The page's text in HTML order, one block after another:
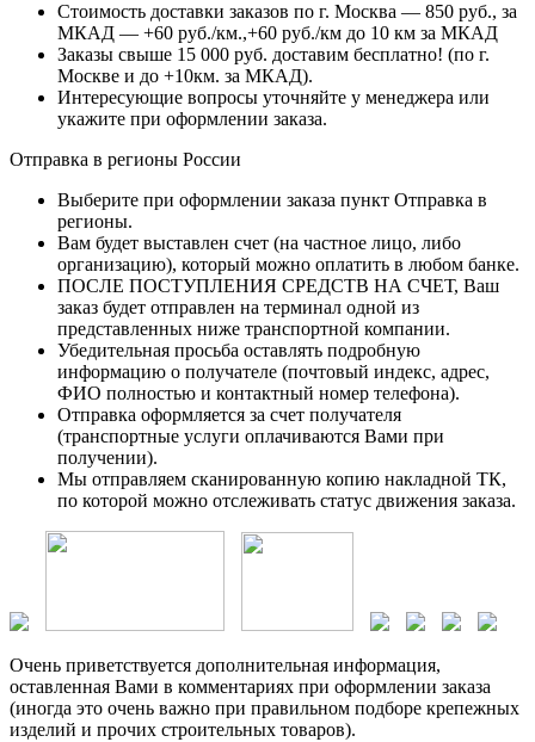
Стоимость доставки заказов по г. Москва — 850 руб., за
МКАД — +60 руб./км.,+60 руб./км до 10 км за МКАД
Заказы свыше 15 000 руб. доставим бесплатно! (по г.
Москве и до +10км. за МКАД).
Интересующие вопросы уточняйте у менеджера или
укажите при оформлении заказа.
Отправка в регионы России
Выберите при оформлении заказа пункт Отправка в
регионы.
Вам будет выставлен счет (на частное лицо, либо
организацию), который можно оплатить в любом банке.
ПОСЛЕ ПОСТУПЛЕНИЯ СРЕДСТВ НА СЧЕТ, Ваш
заказ будет отправлен на терминал одной из
представленных ниже транспортной компании.
Убедительная просьба оставлять подробную
информацию о получателе (почтовый индекс, адрес,
ФИО полностью и контактный номер телефона).
Отправка оформляется за счет получателя
(транспортные услуги оплачиваются Вами при
получении).
Мы отправляем сканированную копию накладной ТК,
по которой можно отслеживать статус движения заказа.
Очень приветствуется дополнительная информация,
оставленная Вами в комментариях при оформлении заказа
(иногда это очень важно при правильном подборе крепежных
изделий и прочих строительных товаров).